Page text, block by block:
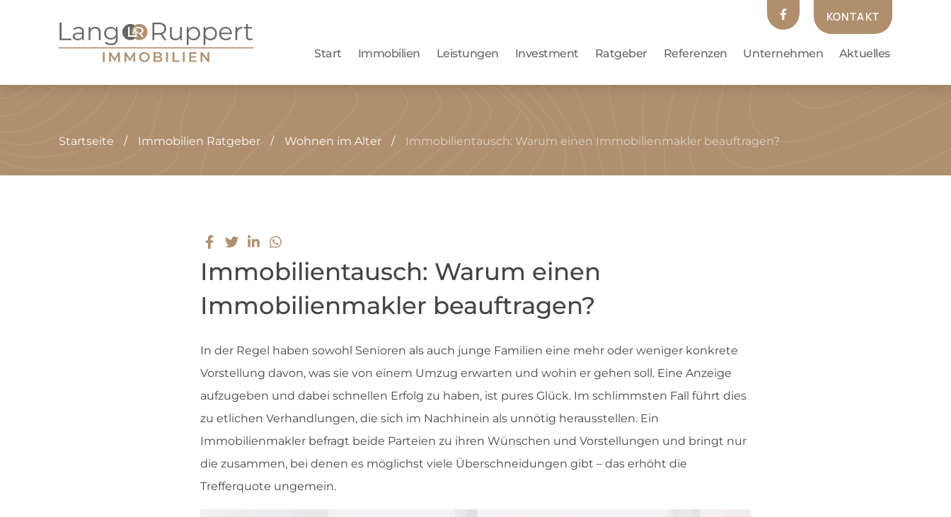
KONTAKT
Start Immobilien Leistungen Investment Ratgeber Referenzen Unternehmen Aktuelles
Startseite Immobilien Ratgeber Wohnen im Alter Immobilientausch: Warum einen Immobilienmakler beauftragen?
Immobilientausch: Warum einen
Immobilienmakler beauftragen?
In der Regel haben sowohl Senioren als auch junge Familien eine mehr oder weniger konkrete
Vorstellung davon, was sie von einem Umzug erwarten und wohin er gehen soll. Eine Anzeige
aufzugeben und dabei schnellen Erfolg zu haben, ist pures Glück. Im schlimmsten Fall führt dies
zu etlichen Verhandlungen, die sich im Nachhinein als unnötig herausstellen. Ein
Immobilienmakler befragt beide Parteien zu ihren Wünschen und Vorstellungen und bringt nur
die zusammen, bei denen es möglichst viele Überschneidungen gibt – das erhöht die
Trefferquote ungemein.